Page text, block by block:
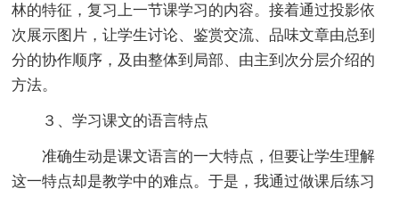
林的特征，复习上一节课学习的内容。接着通过投影依
次展示图片，让学生讨论、鉴赏交流、品味文章由总到
分的协作顺序，及由整体到局部、由主到次分层介绍的
方法。
３、学习课文的语言特点
准确生动是课文语言的一大特点，但要让学生理解
这一特点却是教学中的难点。于是，我通过做课后练习